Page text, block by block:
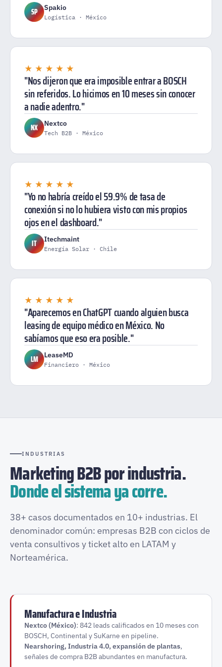
SP Spakio
Logística · México
★★★★★
"Nos dijeron que era imposible entrar a BOSCH
sin referidos. Lo hicimos en 10 meses sin conocer
a nadie adentro."
NX Nextco
Tech B2B · México
★★★★★
"Yo no habría creído el 59.9% de tasa de
conexión si no lo hubiera visto con mis propios
ojos en el dashboard."
IT Itechmaint
Energía Solar · Chile
★★★★★
"Aparecemos en ChatGPT cuando alguien busca
leasing de equipo médico en México. No
sabíamos que eso era posible."
LM LeaseMD
Financiero · México
INDUSTRIAS
Marketing B2B por industria.
Donde el sistema ya corre.
38+ casos documentados en 10+ industrias. El
denominador común: empresas B2B con ciclos de
venta consultivos y ticket alto en LATAM y
Norteamérica.
Manufactura e Industria
Nextco (México): 842 leads calificados en 10 meses con
BOSCH, Continental y SuKarne en pipeline.
Nearshoring, Industria 4.0, expansión de plantas,
señales de compra B2B abundantes en manufactura.